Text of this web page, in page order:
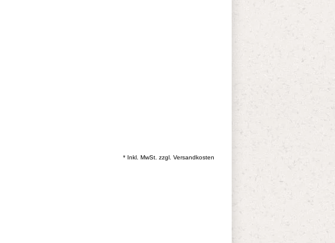
* Inkl. MwSt. zzgl. Versandkosten